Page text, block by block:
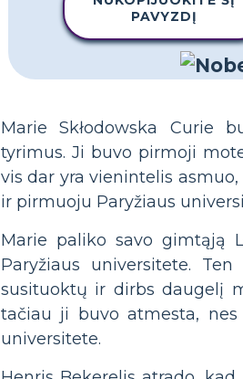
PAVYZDĮ
Marie Skłodowska Curie
tyrimus. Ji buvo pirmoji
vis dar yra vienintelis
ir pirmuoju Paryžiaus
Marie paliko savo gimtąją
Paryžiaus universitete.
susituoktų ir dirbs daugelį
tačiau ji buvo atmesta,
universitete.